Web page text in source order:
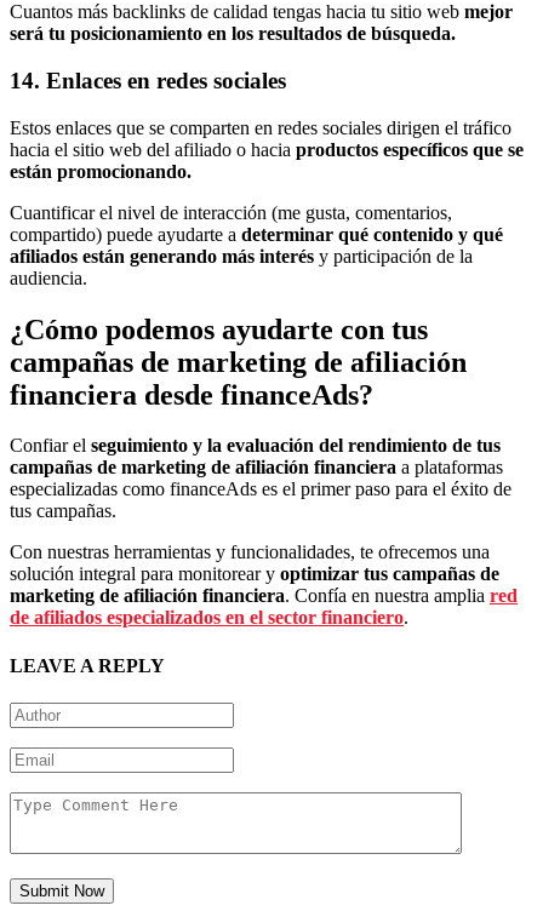
Cuantos más backlinks de calidad tengas hacia tu sitio web mejor
será tu posicionamiento en los resultados de búsqueda.
14. Enlaces en redes sociales
Estos enlaces que se comparten en redes sociales dirigen el tráfico
hacia el sitio web del afiliado o hacia productos específicos que se
están promocionando.
Cuantificar el nivel de interacción (me gusta, comentarios,
compartido) puede ayudarte a determinar qué contenido y qué
afiliados están generando más interés y participación de la
audiencia.
¿Cómo podemos ayudarte con tus
campañas de marketing de afiliación
financiera desde financeAds?
Confiar el seguimiento y la evaluación del rendimiento de tus
campañas de marketing de afiliación financiera a plataformas
especializadas como financeAds es el primer paso para el éxito de
tus campañas.
Con nuestras herramientas y funcionalidades, te ofrecemos una
solución integral para monitorear y optimizar tus campañas de
marketing de afiliación financiera. Confía en nuestra amplia red
de afiliados especializados en el sector financiero.
LEAVE A REPLY
Submit Now